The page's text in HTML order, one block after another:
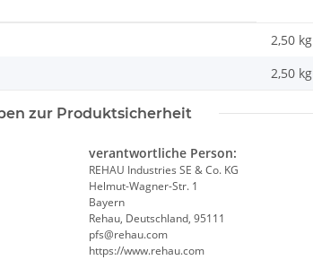
2,50 kg
2,50 kg
zur Produktsicherheit
verantwortliche Person:
REHAU Industries SE & Co. KG
Helmut-Wagner-Str. 1
Bayern
Rehau, Deutschland, 95111
pfs@rehau.com
https://www.rehau.com